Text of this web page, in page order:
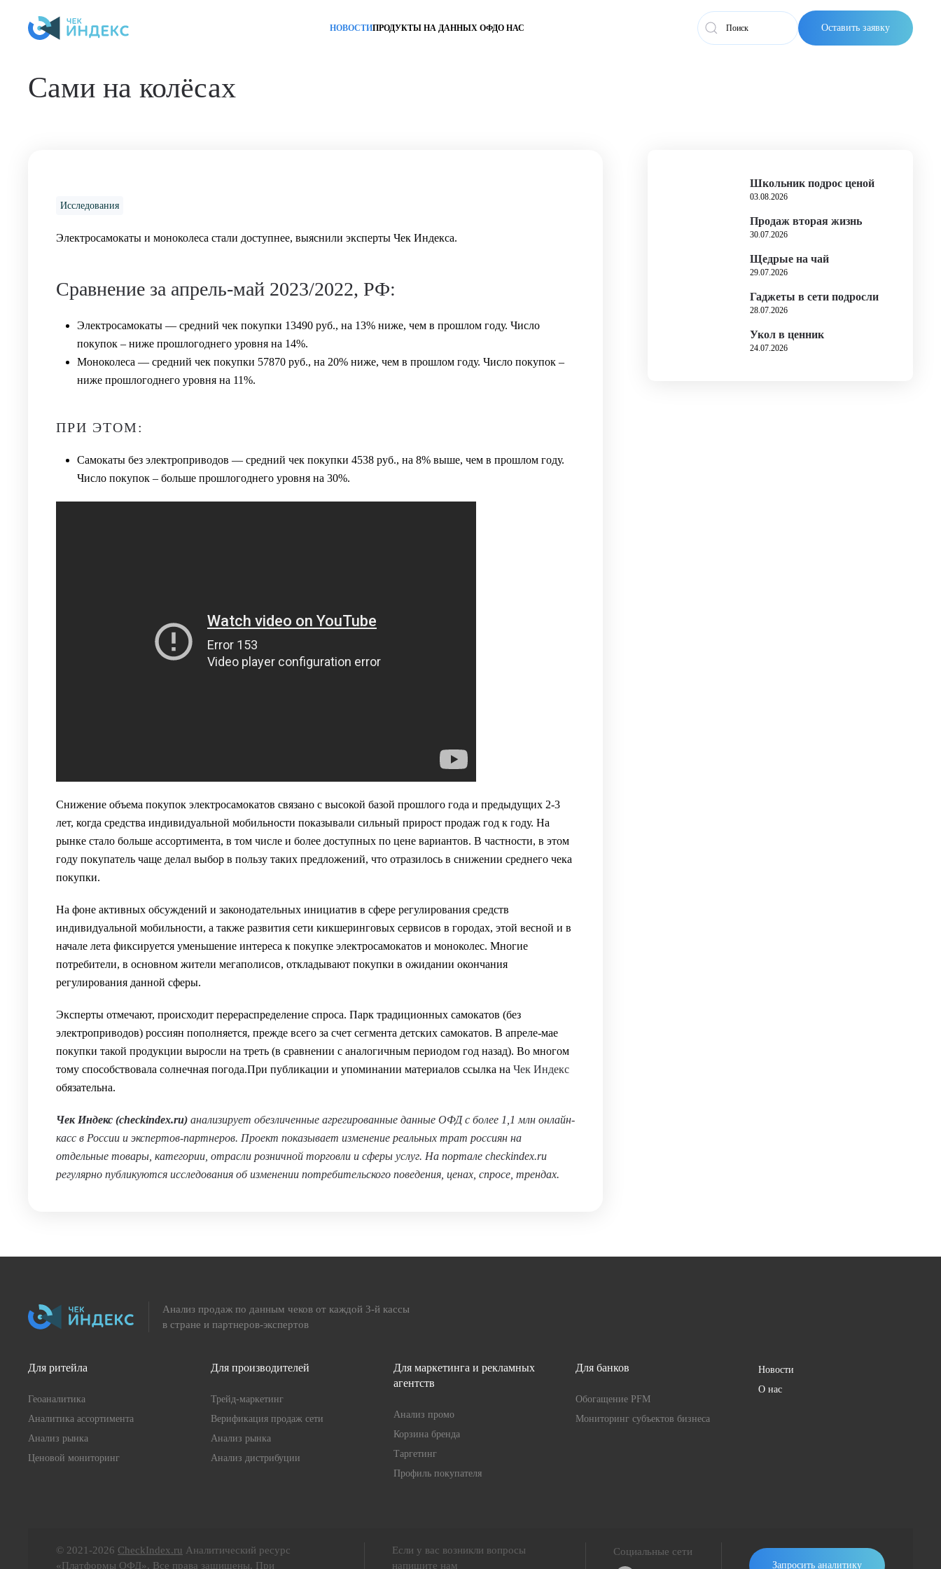
Skip to main content НОВОСТИПРОДУКТЫ НА ДАННЫХ ОФДО НАС Оставить заявку
Сами на колёсах
Исследования
Электросамокаты и моноколеса стали доступнее, выяснили эксперты Чек Индекса.
Сравнение за апрель-май 2023/2022, РФ:
Электросамокаты — средний чек покупки 13490 руб., на 13% ниже, чем в прошлом году. Число
покупок – ниже прошлогоднего уровня на 14%.
Моноколеса — средний чек покупки 57870 руб., на 20% ниже, чем в прошлом году. Число покупок –
ниже прошлогоднего уровня на 11%.
ПРИ ЭТОМ:
Самокаты без электроприводов — средний чек покупки 4538 руб., на 8% выше, чем в прошлом году.
Число покупок – больше прошлогоднего уровня на 30%.
Снижение объема покупок электросамокатов связано с высокой базой прошлого года и предыдущих 2-3
лет, когда средства индивидуальной мобильности показывали сильный прирост продаж год к году. На
рынке стало больше ассортимента, в том числе и более доступных по цене вариантов. В частности, в этом
году покупатель чаще делал выбор в пользу таких предложений, что отразилось в снижении среднего чека
покупки.
На фоне активных обсуждений и законодательных инициатив в сфере регулирования средств
индивидуальной мобильности, а также развития сети кикшеринговых сервисов в городах, этой весной и в
начале лета фиксируется уменьшение интереса к покупке электросамокатов и моноколес. Многие
потребители, в основном жители мегаполисов, откладывают покупки в ожидании окончания
регулирования данной сферы.
Эксперты отмечают, происходит перераспределение спроса. Парк традиционных самокатов (без
электроприводов) россиян пополняется, прежде всего за счет сегмента детских самокатов. В апреле-мае
покупки такой продукции выросли на треть (в сравнении с аналогичным периодом год назад). Во многом
тому способствовала солнечная погода.При публикации и упоминании материалов ссылка на Чек Индекс
обязательна.
Чек Индекс (checkindex.ru) анализирует обезличенные агрегированные данные ОФД с более 1,1 млн онлайн-
касс в России и экспертов-партнеров. Проект показывает изменение реальных трат россиян на
отдельные товары, категории, отрасли розничной торговли и сферы услуг. На портале checkindex.ru
регулярно публикуются исследования об изменении потребительского поведения, ценах, спросе, трендах.
Школьник подрос ценой
03.08.2026
Продаж вторая жизнь
30.07.2026
Щедрые на чай
29.07.2026
Гаджеты в сети подросли
28.07.2026
Укол в ценник
24.07.2026
Анализ продаж по данным чеков от каждой 3-й кассы
в стране и партнеров-экспертов
Для ритейла
Геоаналитика
Аналитика ассортимента
Анализ рынка
Ценовой мониторинг
Для производителей
Трейд-маркетинг
Верификация продаж сети
Анализ рынка
Анализ дистрибуции
Для маркетинга и рекламных
агентств
Анализ промо
Корзина бренда
Таргетинг
Профиль покупателя
Для банков
Обогащение PFM
Мониторинг субъектов бизнеса
Новости
О нас
© 2021-2026 CheckIndex.ru Аналитический ресурс
«Платформы ОФД». Все права защищены. При
Если у вас возникли вопросы
напишите нам
Социальные сети
Запросить аналитику